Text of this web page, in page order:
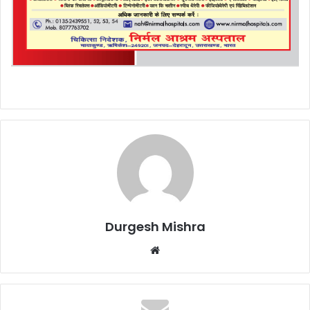
Durgesh Mishra
Website